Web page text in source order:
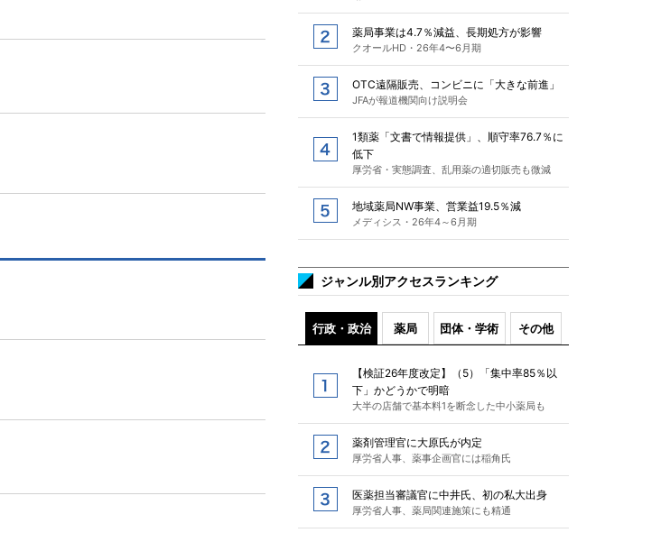
薬局事業は4.7％減益、長期処方が影響
クオールHD・26年4〜6月期
OTC遠隔販売、コンビニに「大きな前進」
JFAが報道機関向け説明会
1類薬「文書で情報提供」、順守率76.7％に
低下
厚労省・実態調査、乱用薬の適切販売も微減
地域薬局NW事業、営業益19.5％減
メディシス・26年4～6月期
ジャンル別アクセスランキング
行政・政治 薬局 団体・学術 その他
【検証26年度改定】（5）「集中率85％以
下」かどうかで明暗
大半の店舗で基本料1を断念した中小薬局も
薬剤管理官に大原氏が内定
厚労省人事、薬事企画官には稲角氏
医薬担当審議官に中井氏、初の私大出身
厚労省人事、薬局関連施策にも精通